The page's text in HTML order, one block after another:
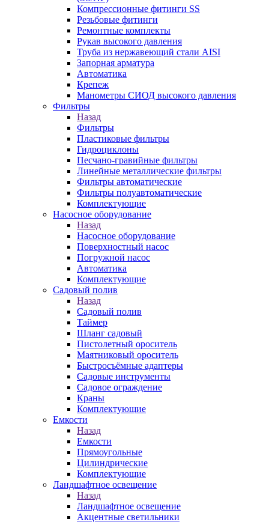
Компрессионные фитинги SS
Резьбовые фитинги
Ремонтные комплекты
Рукав высокого давления
Труба из нержавеющий стали AISI
Запорная арматура
Автоматика
Крепеж
Манометры СИОД высокого давления
Фильтры
Назад
Фильтры
Пластиковые фильтры
Гидроциклоны
Песчано-гравийные фильтры
Линейные металлические фильтры
Фильтры автоматические
Фильтры полуавтоматические
Комплектующие
Насосное оборудование
Назад
Насосное оборудование
Поверхностный насос
Погружной насос
Автоматика
Комплектующие
Садовый полив
Назад
Садовый полив
Таймер
Шланг садовый
Пистолетный ороситель
Маятниковый ороситель
Быстросъёмные адаптеры
Садовые инструменты
Садовое ограждение
Краны
Комплектующие
Емкости
Назад
Емкости
Прямоугольные
Цилиндрические
Комплектующие
Ландшафтное освещение
Назад
Ландшафтное освещение
Акцентные светильники